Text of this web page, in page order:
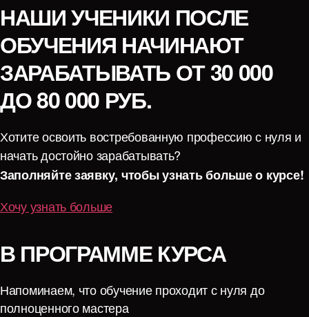
НАШИ УЧЕНИКИ ПОСЛЕ
ОБУЧЕНИЯ НАЧИНАЮТ
ЗАРАБАТЫВАТЬ ОТ 30 000
ДО 80 000 РУБ.
Хотите освоить востребованную профессию с нуля и
начать достойно зарабатывать?
Заполняйте заявку, чтобы узнать больше о курсе!
Хочу узнать больше
В ПРОГРАММЕ КУРСА
Напоминаем, что обучение проходит с нуля до
полноценного мастера